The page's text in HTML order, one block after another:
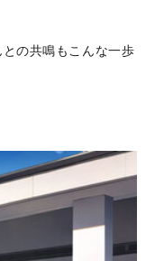
の共鳴もこんな一歩